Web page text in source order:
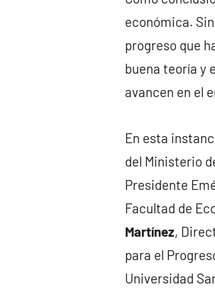
económica.
progreso que
buena teoría y
avancen en el
En esta
del Ministerio
Presidente
Facultad de
Martínez,
para el
Universidad